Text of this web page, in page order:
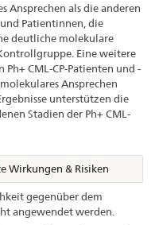
Ansprechen als die anderen
Patientinnen, die
deutliche molekulare
Eine weitere
CML-CP-Patienten und -
Ansprechen
unterstützen die
Stadien der Ph+ CML-
Wirkungen & Risiken
gegenüber dem
angewendet werden.